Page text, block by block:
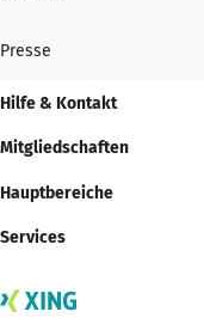
Presse
Hilfe & Kontakt
Mitgliedschaften
Hauptbereiche
Services